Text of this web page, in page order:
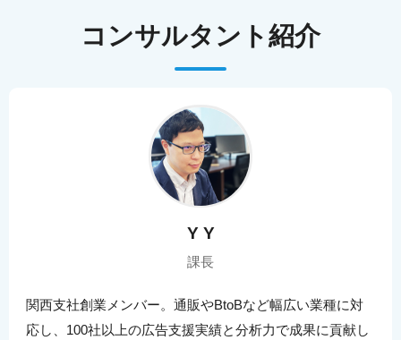
コンサルタント紹介
Y Y
課長
関西支社創業メンバー。通販やBtoBなど幅広い業種に対
応し、100社以上の広告支援実績と分析力で成果に貢献し